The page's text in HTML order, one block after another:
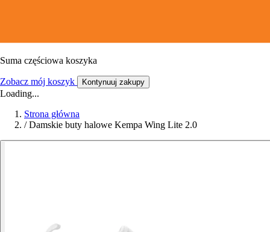
Suma częściowa koszyka
Zobacz mój koszyk Kontynuuj zakupy
Loading...
Strona główna
/ Damskie buty halowe Kempa Wing Lite 2.0